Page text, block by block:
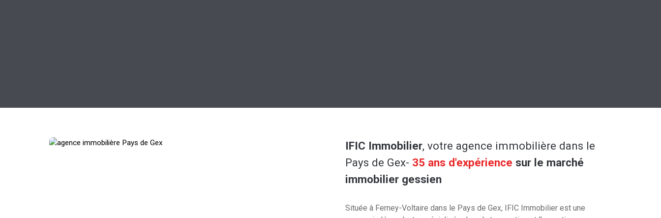
IFIC Immobilier, votre agence immobilière dans le
Pays de Gex- 35 ans d'expérience sur le marché
immobilier gessien
Située à Ferney-Voltaire dans le Pays de Gex, IFIC Immobilier est une